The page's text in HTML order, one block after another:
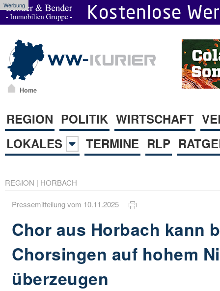
Werbung
Home
REGION POLITIK WIRTSCHAFT
LOKALES
TERMINE RLP
REGION | HORBACH
Pressemitteilung vom 10.11.2025
Chor aus Horbach kann
Chorsingen auf hohem
überzeugen